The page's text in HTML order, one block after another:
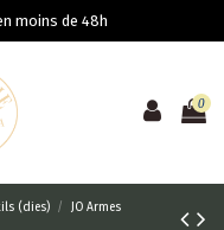
moins de 48h
0
(dies)
JO Armes